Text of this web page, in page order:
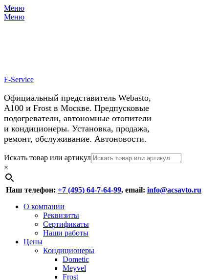
Меню
Меню
F-Service
Официальный представитель Webasto,
А100 и Frost в Москве. Предпусковые
подогреватели, автономные отопители
и кондиционеры. Установка, продажа,
ремонт, обслуживание. Автоновости.
Header
Right
Menu
Перейти
к
содержимому
Искать товар или артикул
×
Наш телефон: +7 (495) 64-7-64-99, email: info@acsavto.ru
Основное
Перейти
содержимому
О компании
Реквизиты
Сертификаты
Наши работы
Цены
Кондиционеры
Dometic
Meyvel
Frost
У нас космические скидки на